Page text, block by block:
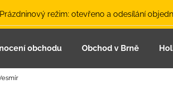
režim: otevřeno a odesílání
obchodu Obchod v Brně
Co potřebujete najít?